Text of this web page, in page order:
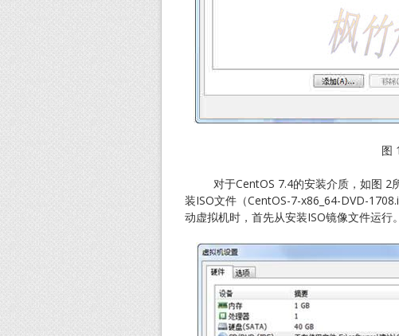
图
对于CentOS 7.4的安装介质，如图 2
装ISO文件（CentOS-7-x86_64-DVD-
动虚拟机时，首先从安装ISO镜像文件运行。